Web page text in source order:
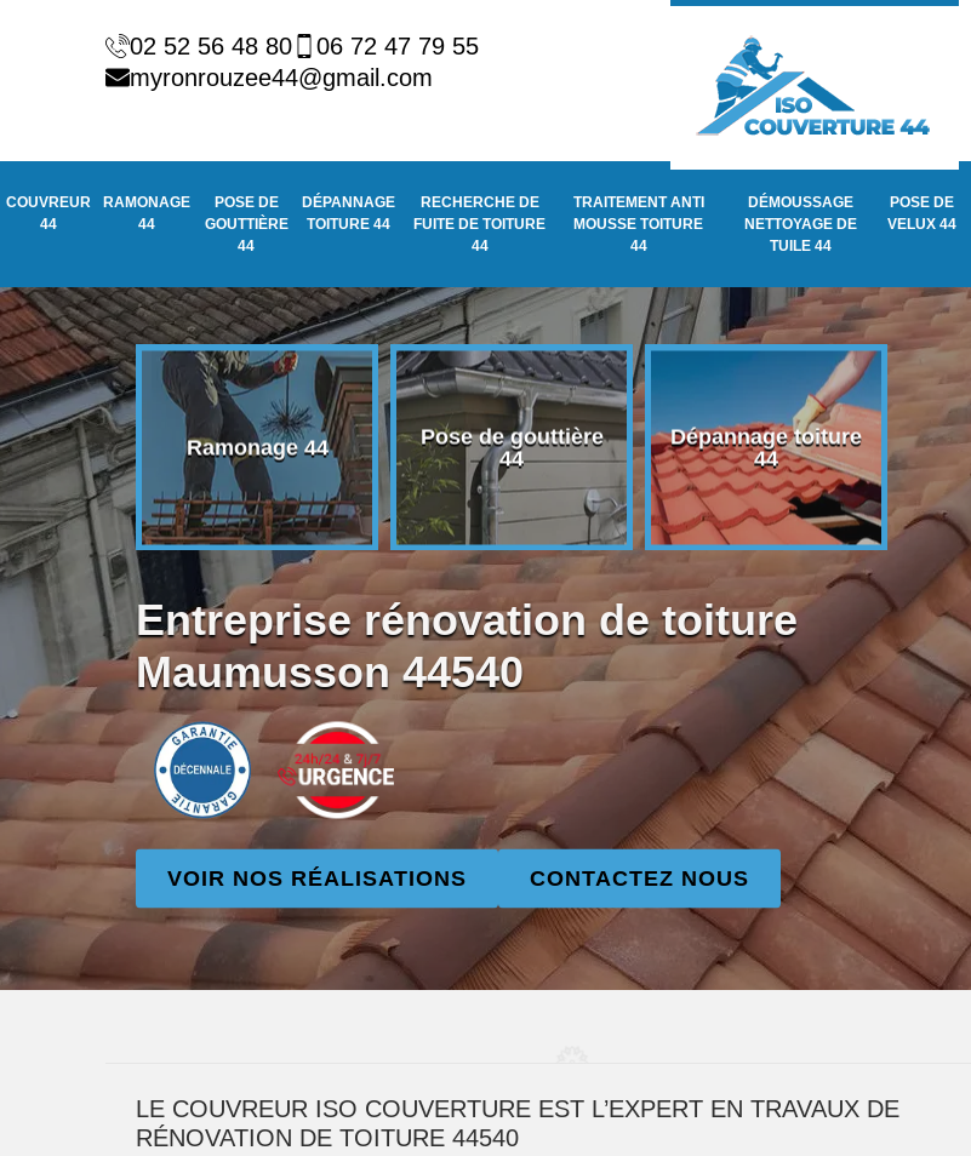
02 52 56 48 80
06 72 47 79 55
myronrouzee44@gmail.com
COUVREUR
44
RAMONAGE
44
POSE DE
GOUTTIÈRE
44
DÉPANNAGE
TOITURE 44
RECHERCHE DE
FUITE DE TOITURE
44
TRAITEMENT ANTI
MOUSSE TOITURE
44
DÉMOUSSAGE
NETTOYAGE DE
TUILE 44
POSE DE
VELUX 44
44 Ramonage 44
Pose de gouttière
44
Dépannage toiture
44
Entreprise rénovation de toiture
Maumusson 44540
VOIR NOS RÉALISATIONS CONTACTEZ NOUS
LE COUVREUR ISO COUVERTURE EST L’EXPERT EN TRAVAUX DE
RÉNOVATION DE TOITURE 44540